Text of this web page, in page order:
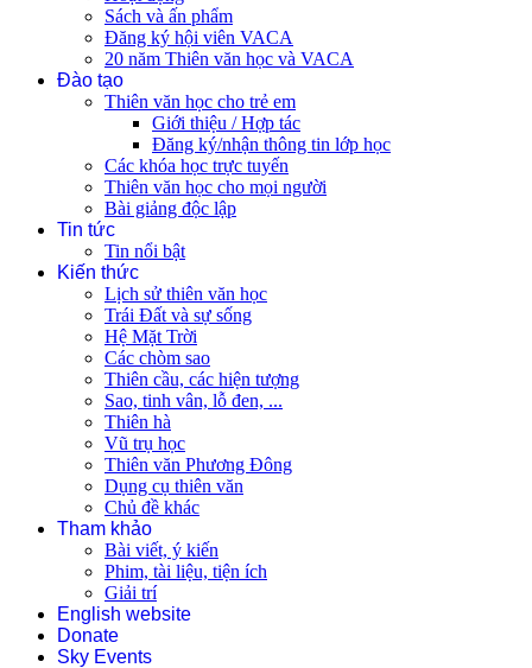
Sách và ấn phẩm
Đăng ký hội viên VACA
20 năm Thiên văn học và VACA
Đào tạo
Thiên văn học cho trẻ em
Giới thiệu / Hợp tác
Đăng ký/nhận thông tin lớp học
Các khóa học trực tuyến
Thiên văn học cho mọi người
Bài giảng độc lập
Tin tức
Tin nổi bật
Kiến thức
Lịch sử thiên văn học
Trái Đất và sự sống
Hệ Mặt Trời
Các chòm sao
Thiên cầu, các hiện tượng
Sao, tinh vân, lỗ đen, ...
Thiên hà
Vũ trụ học
Thiên văn Phương Đông
Dụng cụ thiên văn
Chủ đề khác
Tham khảo
Bài viết, ý kiến
Phim, tài liệu, tiện ích
Giải trí
English website
Donate
Sky Events